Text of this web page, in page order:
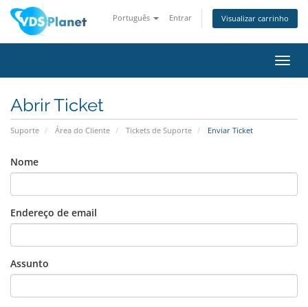
Português Entrar Visualizar carrinho
Abrir Ticket
Suporte Área do Cliente Tickets de Suporte Enviar Ticket
Nome
Endereço de email
Assunto